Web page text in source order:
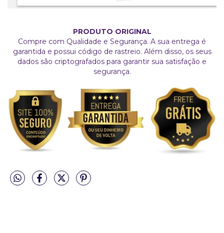
PRODUTO ORIGINAL
Compre com Qualidade e Segurança. A sua entrega é
garantida e possui código de rastreio. Além disso, os seus
dados são criptografados para garantir sua satisfação e
segurança.